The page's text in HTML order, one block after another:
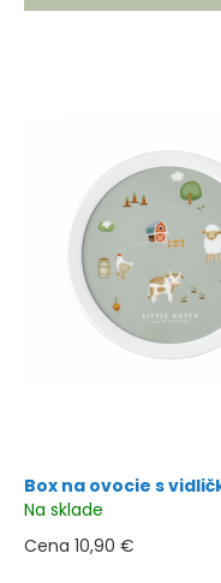
Box na ovocie s
Na sklade
Cena 10,90 €